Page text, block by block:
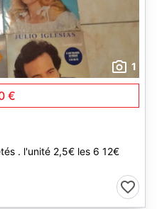
1
€
. l'unité 2,5€ les 6 12€